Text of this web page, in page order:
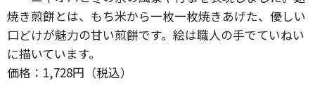
焼き煎餅とは、もち米から一枚一枚焼きあげた、優しい
口どけが魅力の甘い煎餅です。絵は職人の手でていねい
に描いています。
価格：1,728円（税込）